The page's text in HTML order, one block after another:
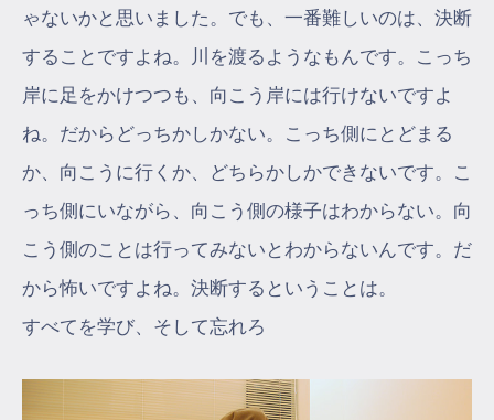
ゃないかと思いました。でも、一番難しいのは、決断
することですよね。川を渡るようなもんです。こっち
岸に足をかけつつも、向こう岸には行けないですよ
ね。だからどっちかしかない。こっち側にとどまる
か、向こうに行くか、どちらかしかできないです。こ
っち側にいながら、向こう側の様子はわからない。向
こう側のことは行ってみないとわからないんです。だ
から怖いですよね。決断するということは。
すべてを学び、そして忘れろ